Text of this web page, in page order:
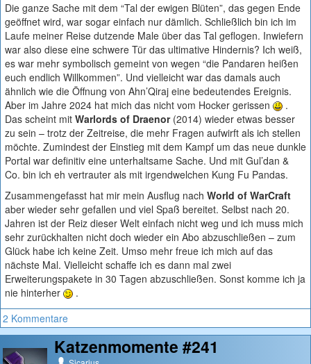
Die ganze Sache mit dem “Tal der ewigen Blüten”, das gegen Ende
geöffnet wird, war sogar einfach nur dämlich. Schließlich bin ich im
Laufe meiner Reise dutzende Male über das Tal geflogen. Inwiefern
war also diese eine schwere Tür das ultimative Hindernis? Ich weiß,
es war mehr symbolisch gemeint von wegen “die Pandaren heißen
euch endlich Willkommen”. Und vielleicht war das damals auch
ähnlich wie die Öffnung von Ahn’Qiraj eine bedeutendes Ereignis.
Aber im Jahre 2024 hat mich das nicht vom Hocker gerissen
.
Das scheint mit Warlords of Draenor(2014) wieder etwas besser
zu sein – trotz der Zeitreise, die mehr Fragen aufwirft als ich stellen
möchte. Zumindest der Einstieg mit dem Kampf um das neue dunkle
Portal war definitiv eine unterhaltsame Sache. Und mit Gul’dan &
Co. bin ich eh vertrauter als mit irgendwelchen Kung Fu Pandas.
Zusammengefasst hat mir mein Ausflug nach World of WarCraft
aber wieder sehr gefallen und viel Spaß bereitet. Selbst nach 20.
Jahren ist der Reiz dieser Welt einfach nicht weg und ich muss mich
sehr zurückhalten nicht doch wieder ein Abo abzuschließen – zum
Glück habe ich keine Zeit. Umso mehr freue ich mich auf das
nächste Mal. Vielleicht schaffe ich es dann mal zwei
Erweiterungspakete in 30 Tagen abzuschließen. Sonst komme ich ja
nie hinterher
.
2 Kommentare
Katzenmomente #241